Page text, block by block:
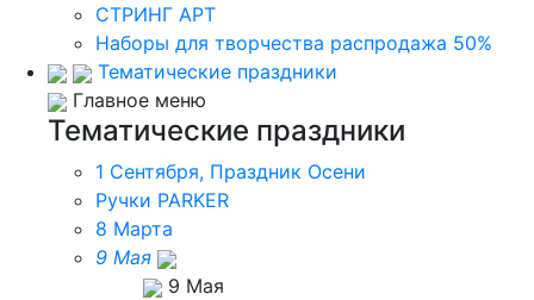
СТРИНГ АРТ
Наборы для творчества распродажа 50%
Тематические праздники
Главное меню
Тематические праздники
1 Сентября, Праздник Осени
Ручки PARKER
8 Марта
9 Мая
9 Мая